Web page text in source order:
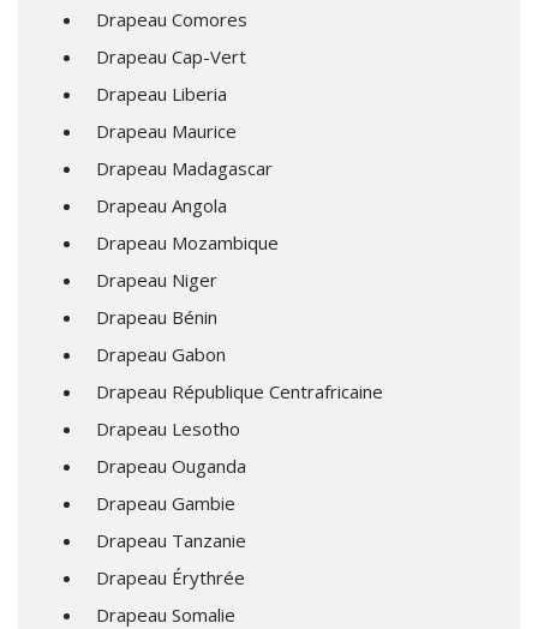
Drapeau Comores
Drapeau Cap-Vert
Drapeau Liberia
Drapeau Maurice
Drapeau Madagascar
Drapeau Angola
Drapeau Mozambique
Drapeau Niger
Drapeau Bénin
Drapeau Gabon
Drapeau République Centrafricaine
Drapeau Lesotho
Drapeau Ouganda
Drapeau Gambie
Drapeau Tanzanie
Drapeau Érythrée
Drapeau Somalie